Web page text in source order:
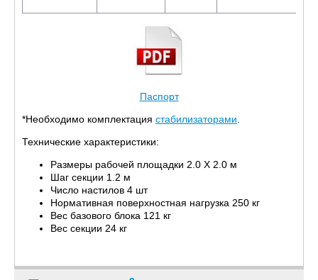
Паспорт
*Необходимо комплектация стабилизаторами
Технические характеристики:
Размеры рабочей площадки 2.0 Х 2.0 м
Шаг секции 1.2 м
Число настилов 4 шт
Нормативная поверхностная нагрузка 250 кг
Вес базового блока 121 кг
Вес секции 24 кг